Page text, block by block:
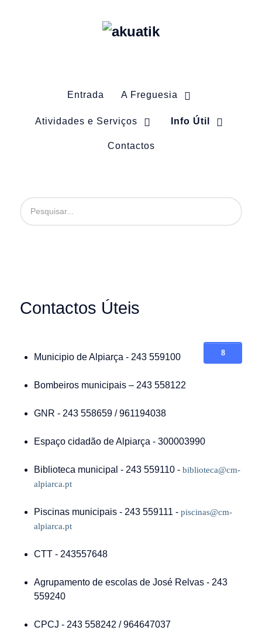
Entrada A Freguesia
Atividades e Serviços Info Útil
Contactos
Contactos Úteis
Municipio de Alpiarça - 243 559100
Bombeiros municipais – 243 558122
GNR - 243 558659 / 961194038
Espaço cidadão de Alpiarça - 300003990
Biblioteca municipal - 243 559110 - biblioteca@cm-
alpiarca.pt
Piscinas municipais - 243 559111 - piscinas@cm-
alpiarca.pt
CTT - 243557648
Agrupamento de escolas de José Relvas - 243
559240
CPCJ - 243 558242 / 964647037